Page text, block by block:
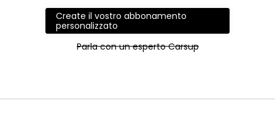
Create il vostro abbonamento
personalizzato
Parla con un esperto Carsup